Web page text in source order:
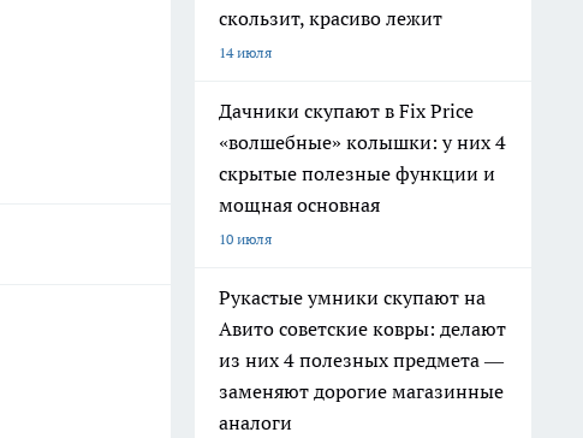
скользит, красиво лежит
14 июля
Дачники скупают в Fix Price
«волшебные» колышки: у них 4
скрытые полезные функции и
мощная основная
10 июля
Рукастые умники скупают на
Авито советские ковры: делают
из них 4 полезных предмета —
заменяют дорогие магазинные
аналоги